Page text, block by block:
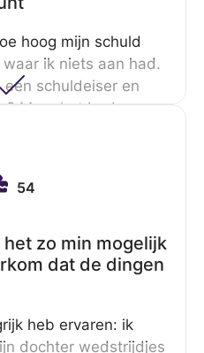
hoog mijn schuld
ik niets aan had.
schuldeiser en
Maar het bedrag…
ik kijk niet naar het
want die kan ik
54
zo min mogelijk
dat de dingen
heb ervaren: ik
dochter wedstrijdjes